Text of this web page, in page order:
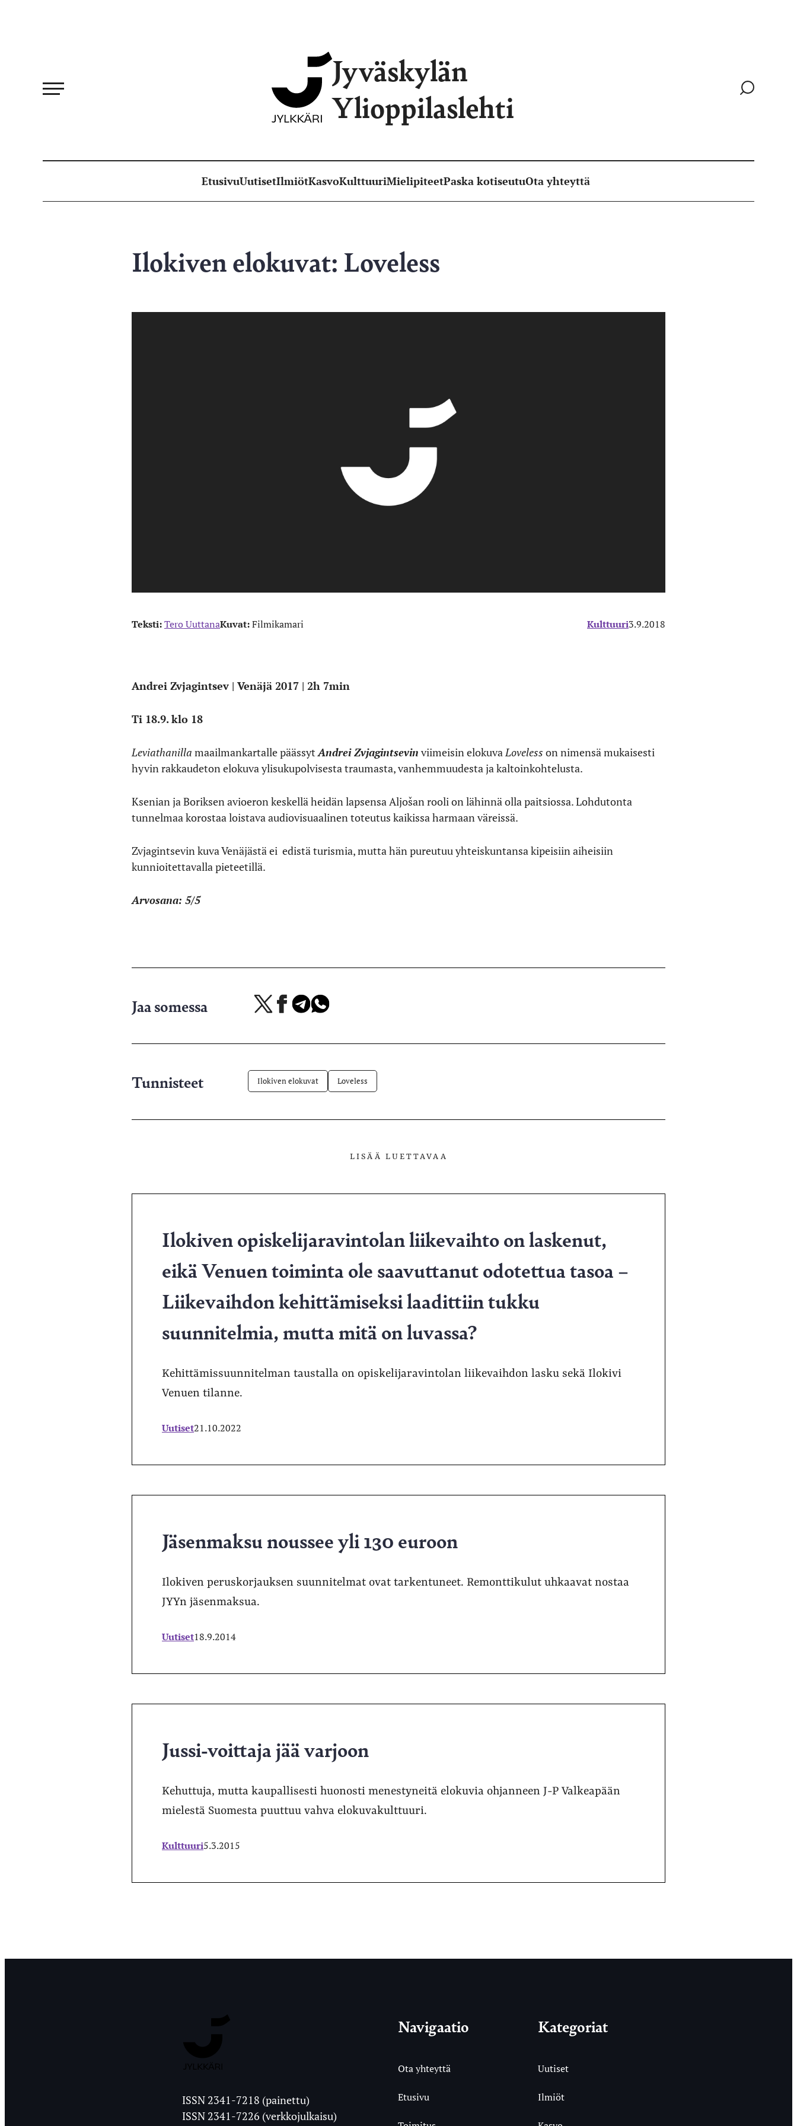
Jyväskylän
Ylioppilaslehti
Siirry
EtusivuUutisetIlmiötKasvoKulttuuriMielipiteetPaska kotiseutuOta yhteyttä
Ilokiven elokuvat: Loveless
Teksti:Tero UuttanaKuvat:Filmikamari Kulttuuri3.9.2018
Andrei Zvjagintsev | Venäjä 2017 | 2h 7min
Ti 18.9. klo 18
Leviathanilla maailmankartalle päässyt Andrei Zvjagintsevin viimeisin elokuva Loveless on nimensä mukaisesti
hyvin rakkaudeton elokuva ylisukupolvisesta traumasta, vanhemmuudesta ja kaltoinkohtelusta.
Ksenian ja Boriksen avioeron keskellä heidän lapsensa Aljošan rooli on lähinnä olla paitsiossa. Lohdutonta
tunnelmaa korostaa loistava audiovisuaalinen toteutus kaikissa harmaan väreissä.
Zvjagintsevin kuva Venäjästä ei edistä turismia, mutta hän pureutuu yhteiskuntansa kipeisiin aiheisiin
kunnioitettavalla pieteetillä.
Arvosana: 5/5
Jaa somessa
Jaa
palvelussa
Jaa Jaa Jaa
Tunnisteet Ilokiven elokuvat Loveless
LISÄÄ LUETTAVAA
Ilokiven opiskelijaravintolan liikevaihto on laskenut,
eikä Venuen toiminta ole saavuttanut odotettua tasoa –
Liikevaihdon kehittämiseksi laadittiin tukku
suunnitelmia, mutta mitä on luvassa?
Kehittämissuunnitelman taustalla on opiskelijaravintolan liikevaihdon lasku sekä Ilokivi
Venuen tilanne.
Uutiset21.10.2022
Jäsenmaksu noussee yli 130 euroon
Ilokiven peruskorjauksen suunnitelmat ovat tarkentuneet. Remonttikulut uhkaavat nostaa
JYYn jäsenmaksua.
Uutiset18.9.2014
Jussi-voittaja jää varjoon
Kehuttuja, mutta kaupallisesti huonosti menestyneitä elokuvia ohjanneen J-P Valkeapään
mielestä Suomesta puuttuu vahva elokuvakulttuuri.
Kulttuuri5.3.2015
Ylioppilaslehti
ISSN 2341-7218 (painettu)
ISSN 2341-7226 (verkkojulkaisu)
Navigaatio
Ota yhteyttä
Etusivu
Kategoriat
Uutiset
Ilmiöt